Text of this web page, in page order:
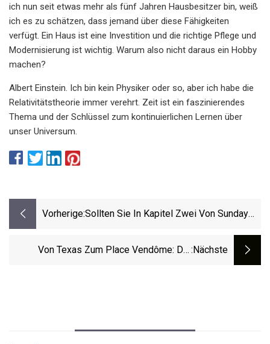
ich nun seit etwas mehr als fünf Jahren Hausbesitzer bin, weiß
ich es zu schätzen, dass jemand über diese Fähigkeiten
verfügt. Ein Haus ist eine Investition und die richtige Pflege und
Modernisierung ist wichtig. Warum also nicht daraus ein Hobby
machen?
Albert Einstein. Ich bin kein Physiker oder so, aber ich habe die
Relativitätstheorie immer verehrt. Zeit ist ein faszinierendes
Thema und der Schlüssel zum kontinuierlichen Lernen über
unser Universum.
Vorherige:Sollten Sie In Kapitel Zwei Von Sunday
Weg Ins Lagerhaus Erkämpfen?
Von Texas Zum Place Vendôme: Die :nächste